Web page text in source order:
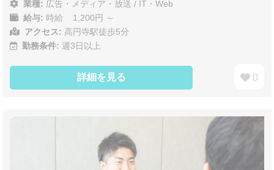
業種: 広告・メディア・放送 / IT・Web
給与: 時給 1,200円 ～
アクセス: 高円寺駅徒歩5分
勤務条件: 週3日以上
詳細を見る 0